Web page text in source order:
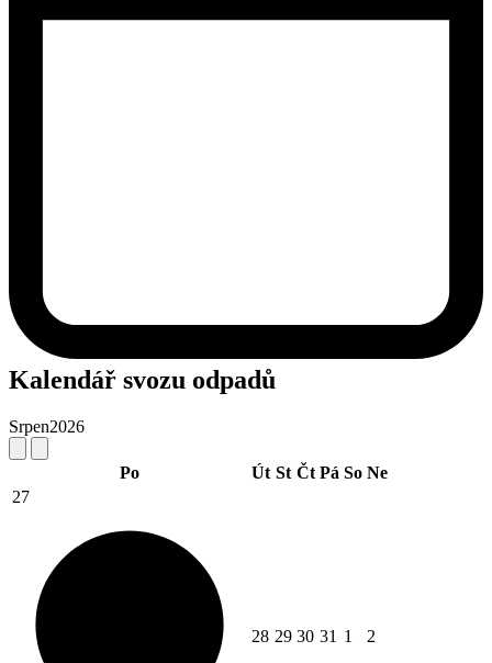
Kalendář svozu odpadů
Srpen2026
Po Út St Čt Pá So Ne
27
28 29 30 31 1 2